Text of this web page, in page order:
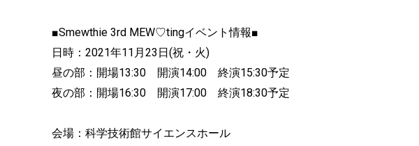
■Smewthie 3rd MEW♡tingイベント情報■
日時：2021年11月23日(祝・火)
昼の部：開場13:30 開演14:00 終演15:30予定
夜の部：開場16:30 開演17:00 終演18:30予定
会場：科学技術館サイエンスホール